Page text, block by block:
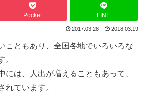
Pocket LINE
2017.03.28 2018.03.19
こともあり、全国各地でいろいろな
。
には、人出が増えることもあって、
れています。